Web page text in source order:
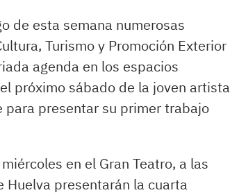
de esta semana numerosas
Turismo y Promoción Exterior
agenda en los espacios
próximo sábado de la joven artista
para presentar su primer trabajo
en el Gran Teatro, a las
Huelva presentarán la cuarta